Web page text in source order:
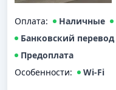
Оплата: Наличные
Банковский перевод
Предоплата
Особенности:
Wi-Fi